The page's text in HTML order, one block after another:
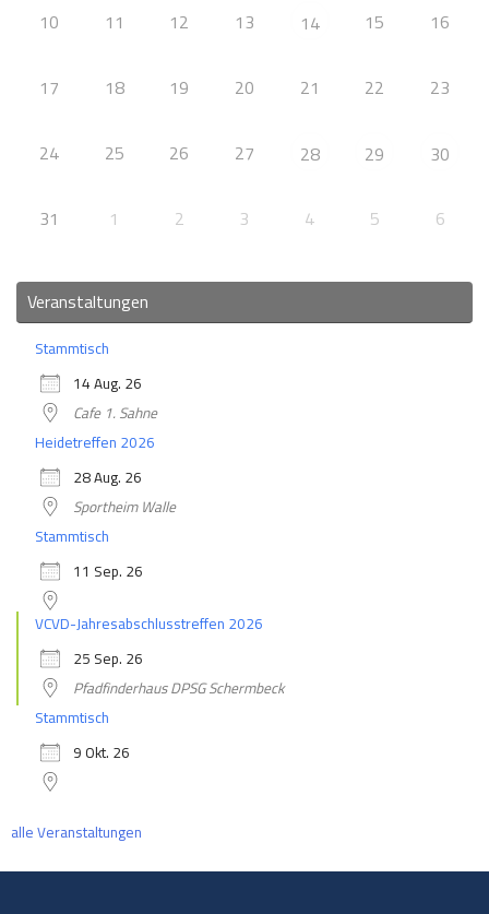
10 11 12 13 14 15 16
17 18 19 20 21 22 23
24 25 26 27 28 29 30
31 1 2 3 4 5 6
Veranstaltungen
Stammtisch
14 Aug. 26
Cafe 1. Sahne
Heidetreffen 2026
28 Aug. 26
Sportheim Walle
Stammtisch
11 Sep. 26
VCVD-Jahresabschlusstreffen 2026
25 Sep. 26
Pfadfinderhaus DPSG Schermbeck
Stammtisch
9 Okt. 26
alle Veranstaltungen